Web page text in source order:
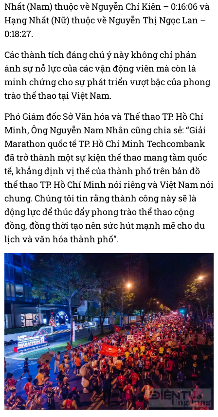
Nhất (Nam) thuộc về Nguyễn Chí Kiên – 0:16:06 và
Hạng Nhất (Nữ) thuộc về Nguyễn Thị Ngọc Lan –
0:18:27.
Các thành tích đáng chú ý này không chỉ phản
ánh sự nỗ lực của các vận động viên mà còn là
minh chứng cho sự phát triển vượt bậc của phong
trào thể thao tại Việt Nam.
Phó Giám đốc Sở Văn hóa và Thể thao TP. Hồ Chí
Minh, Ông Nguyễn Nam Nhân cũng chia sẻ: “Giải
Marathon quốc tế TP. Hồ Chí Minh Techcombank
đã trở thành một sự kiện thể thao mang tầm quốc
tế, khẳng định vị thế của thành phố trên bản đồ
thể thao TP. Hồ Chí Minh nói riêng và Việt Nam nói
chung. Chúng tôi tin rằng thành công này sẽ là
động lực để thúc đẩy phong trào thể thao cộng
đồng, đồng thời tạo nên sức hút mạnh mẽ cho du
lịch và văn hóa thành phố".